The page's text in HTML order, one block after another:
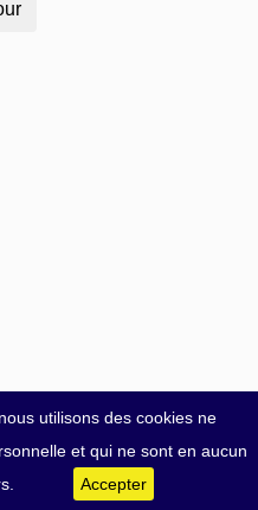
utilisons des cookies ne
et qui ne sont en aucun
Accepter